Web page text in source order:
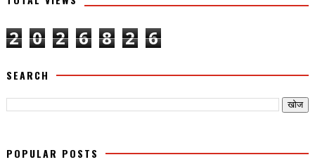
2 0 2 6 8 2 6
SEARCH
POPULAR POSTS